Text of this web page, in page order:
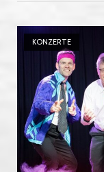
KONZERTE
Open post